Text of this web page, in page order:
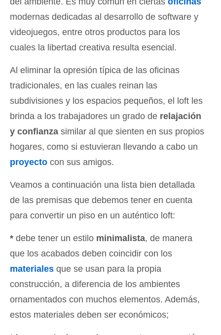
modernas dedicadas al desarrollo de software y
videojuegos, entre otros productos para los
cuales la libertad creativa resulta esencial.
Al eliminar la opresión típica de las oficinas
tradicionales, en las cuales reinan las
subdivisiones y los espacios pequeños, el loft les
brinda a los trabajadores un grado de relajación
y confianza similar al que sienten en sus propios
hogares, como si estuvieran llevando a cabo un
proyecto con sus amigos.
Veamos a continuación una lista bien detallada
de las premisas que debemos tener en cuenta
para convertir un piso en un auténtico loft:
* debe tener un estilo minimalista, de manera
que los acabados deben coincidir con los
materiales que se usan para la propia
construcción, a diferencia de los ambientes
ornamentados con muchos elementos. Además,
estos materiales deben ser económicos;